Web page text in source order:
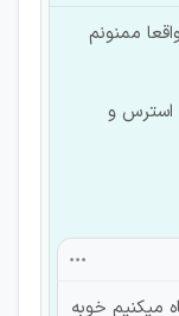
ممنونم
استرس و
میکنیم خوبه